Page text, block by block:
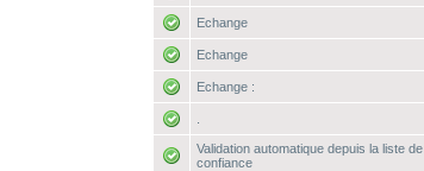
Echange
Echange
Echange :
Validation automatique depuis la liste de
confiance